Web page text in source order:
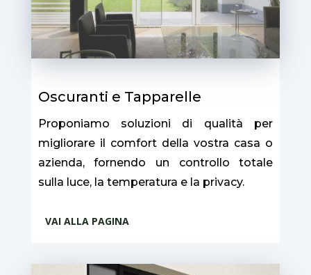
Oscuranti e Tapparelle
Proponiamo soluzioni di qualità per
migliorare il comfort della vostra casa o
azienda, fornendo un controllo totale
sulla luce, la temperatura e la privacy.
VAI ALLA PAGINA